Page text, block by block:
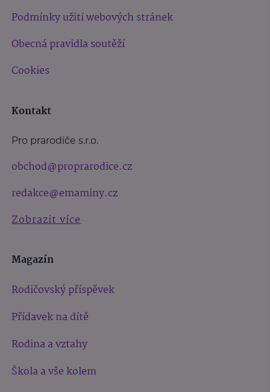
Podmínky užití webových stránek
Obecná pravidla soutěží
Cookies
Kontakt
Pro prarodiče s.r.o.
obchod@proprarodice.cz
redakce@emaminy.cz
Zobrazit více
Magazín
Rodičovský příspěvek
Přídavek na dítě
Rodina a vztahy
Škola a vše kolem